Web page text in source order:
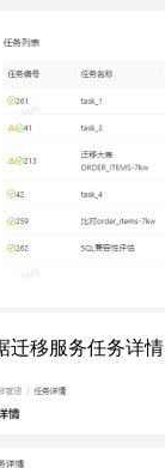
迁移服务任务详情